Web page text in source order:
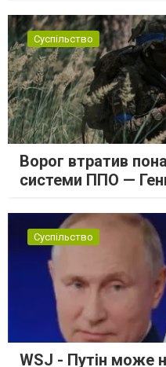
Суспільство
Ворог втратив
системи ППО —
Суспільство
WSJ - Путін може